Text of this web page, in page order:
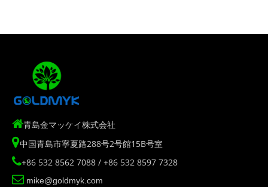
青島金マッケイ株式会社
中国青島市寧夏路288号2号館15B号室
+86 532 8562 7088 / +86 532 8597 7328
 mike@goldmyk.com